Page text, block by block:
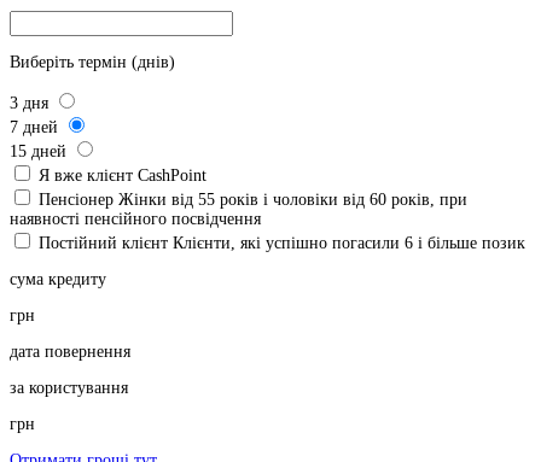
Виберіть термін (днів)
3 дня
7 дней
15 дней
Я вже клієнт CashPoint
Пенсіонер Жінки від 55 років і чоловіки від 60 років, при
наявності пенсійного посвідчення
Постійний клієнт Клієнти, які успішно погасили 6 і більше позик
сума кредиту
грн
дата повернення
за користування
грн